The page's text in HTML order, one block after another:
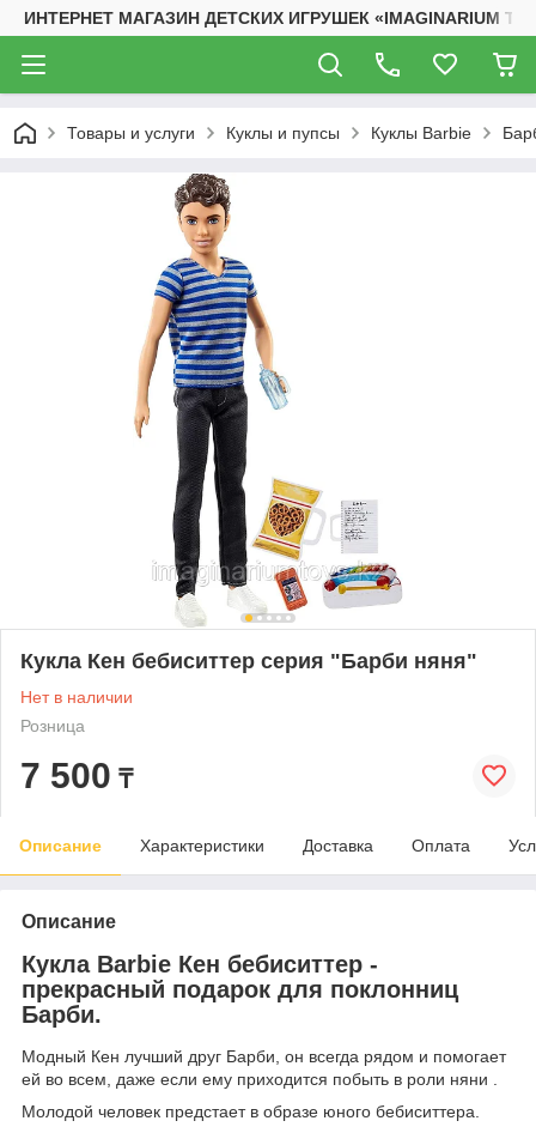
ИНТЕРНЕТ МАГАЗИН ДЕТСКИХ ИГРУШЕК «IMAGINARIUM
Товары и услуги Куклы и пупсы Куклы Barbie
Кукла Кен бебиситтер серия "Барби няня"
Нет в наличии
Розница
7 500 ₸
Описание Характеристики Доставка Оплата
Описание
Кукла Barbie Кен бебиситтер -
прекрасный подарок для поклонниц
Барби.
Модный Кен лучший друг Барби, он всегда рядом и помогает
ей во всем, даже если ему приходится побыть в роли няни .
Молодой человек предстает в образе юного бебиситтера.